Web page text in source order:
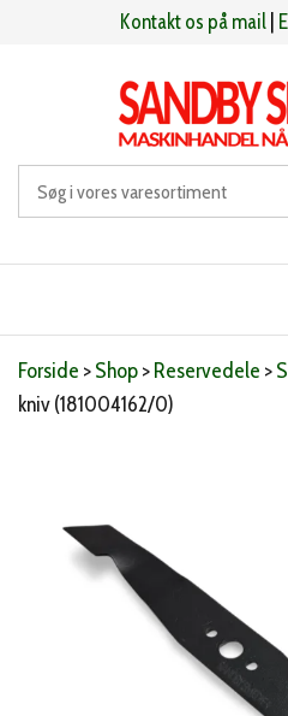
Kontakt os på mail
Sandby smeden
Forside >Shop>Reservedele >
kniv (181004162/0)